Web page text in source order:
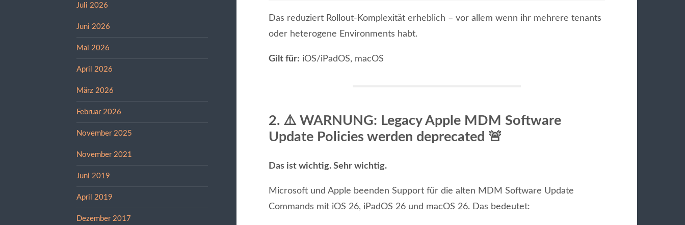
Juli 2026
Juni 2026
Mai 2026
April 2026
März 2026
Februar 2026
November 2025
November 2021
Juni 2019
April 2019
Dezember 2017
Das reduziert Rollout-Komplexität erheblich – vor allem wenn ihr mehrere tenants
oder heterogene Environments habt.
Gilt für: iOS/iPadOS, macOS
2. ⚠️ WARNUNG: Legacy Apple MDM Software
Update Policies werden deprecated 🚨
Das ist wichtig. Sehr wichtig.
Microsoft und Apple beenden Support für die alten MDM Software Update
Commands mit iOS 26, iPadOS 26 und macOS 26. Das bedeutet: